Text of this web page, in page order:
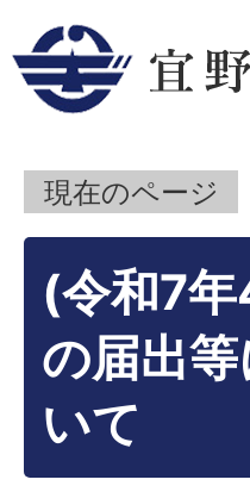
現在のページ
(令和7
の届出
いて